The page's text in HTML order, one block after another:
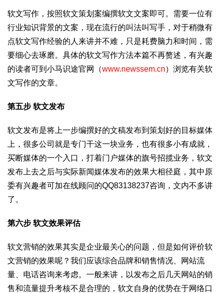
软文写作，按照软文策划案编撰软文文案即可。需要一位有
行业知识背景的文案，现在流行的叫法叫写手，对于稍微有
点软文写作经验的人来讲并不难，只是耗费脑力和时间，需
要细心去琢磨。具体的软文写作方法本篇不再赘述，有兴趣
的读者可到小马识途官网（www.newssem.cn）浏览有关软
文写作的文章。
第五步 软文发布
软文发布是将上一步编撰好的文稿发布到策划好的目标媒体
上，很多公司就是专门干这一块业务，也有很多小有成就，
买断媒体的一个入口，打着门户媒体的旗号招揽业务，软文
发布上去之后与实际新闻媒体发布的效果大相径庭，其中原
委有兴趣者可加在线顾问的QQ83138237咨询，文内不多讲
了。
第六步 软文效果评估
软文营销的效果其实是企业最关心的问题，但是如何评价软
文营销的效果呢？我们应该综合品牌和销售情况、网站流
量、电话咨询来考虑。一般来讲，以发布之后几天网站的销
售和流量提升考核不是合理的，软文自身的优势在于网络口